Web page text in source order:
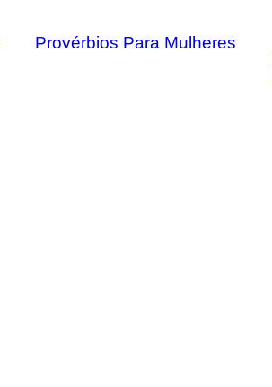
Provérbios Para Mulheres